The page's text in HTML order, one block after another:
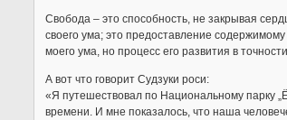
Свобода – это способность, не закрывая
своего ума; это предоставление
моего ума, но процесс его развития в
А вот что говорит Судзуки роси:
«Я путешествовал по Национальному парку
времени. И мне показалось, что наша